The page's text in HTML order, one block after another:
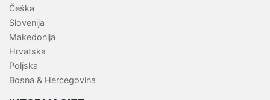
Češka
Slovenija
Makedonija
Hrvatska
Poljska
Bosna & Hercegovina